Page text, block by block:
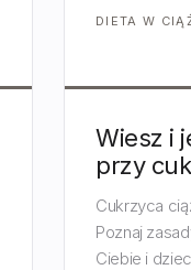
DIETA W
Wiesz i
przy
Cukrzyca
Poznaj
Ciebie i